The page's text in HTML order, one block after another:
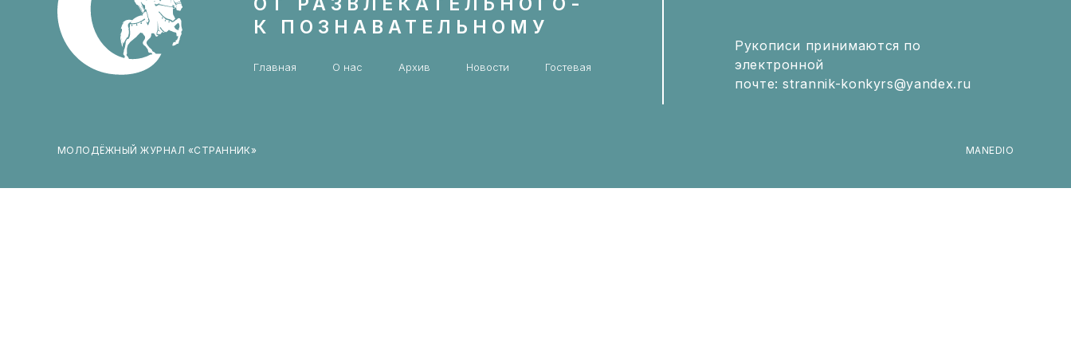
К ПОЗНАВАТЕЛЬНОМУ
Главная О нас Архив Новости Гостевая
Рукописи принимаются по
электронной
почте: strannik-konkyrs@yandex.ru
МОЛОДЁЖНЫЙ ЖУРНАЛ «СТРАННИК» MANEDIO